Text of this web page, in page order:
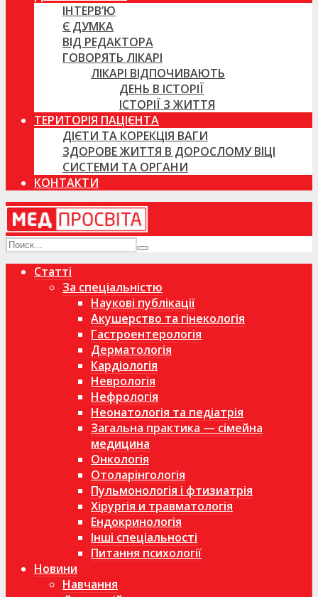
ІНТЕРВ’Ю
Є ДУМКА
ВІД РЕДАКТОРА
ГОВОРЯТЬ ЛІКАРІ
ЛІКАРІ ВІДПОЧИВАЮТЬ
ДЕНЬ В ІСТОРІЇ
ІСТОРІЇ З ЖИТТЯ
ТЕРИТОРІЯ ПАЦІЄНТА
ДІЄТИ ТА КОРЕКЦІЯ ВАГИ
ЗДОРОВЕ ЖИТТЯ В ДОРОСЛОМУ ВІЦІ
СИСТЕМИ ТА ОРГАНИ
КОНТАКТИ
Статті
За спеціальністю
Наукові публікації
Акушерство та гінекологія
Гастроентерологія
Дерматологія
Кардіологія
Неврологія
Нефрологія
Неонатологія та педіатрія
Загальна практика — сімейна
медицина
Онкологія
Отоларінгологія
Пульмонологія і фтизиатрія
Хірургія и травматологія
Ендокринологія
Інші спеціальності
Питання психології
Новини
Навчання